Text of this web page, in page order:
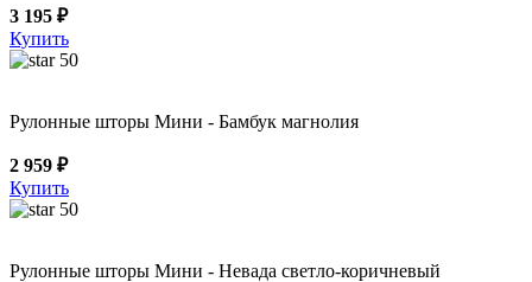
3 195 ₽
Купить
50
Рулонные шторы Мини - Бамбук магнолия
2 959 ₽
Купить
50
Рулонные шторы Мини - Невада светло-коричневый